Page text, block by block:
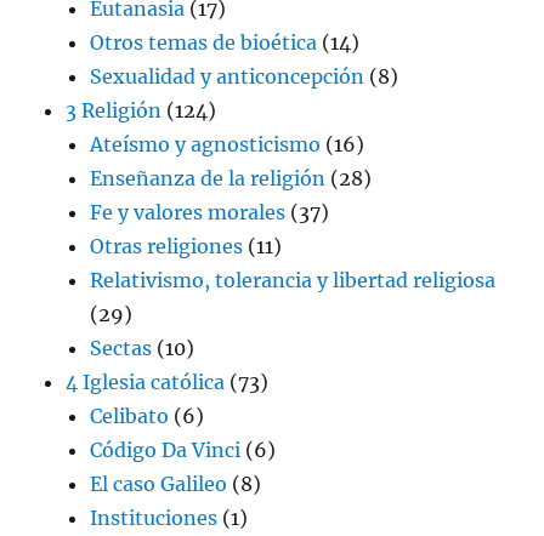
Eutanasia (17)
Otros temas de bioética (14)
Sexualidad y anticoncepción (8)
3 Religión (124)
Ateísmo y agnosticismo (16)
Enseñanza de la religión (28)
Fe y valores morales (37)
Otras religiones (11)
Relativismo, tolerancia y libertad religiosa
(29)
Sectas (10)
4 Iglesia católica (73)
Celibato (6)
Código Da Vinci (6)
El caso Galileo (8)
Instituciones (1)